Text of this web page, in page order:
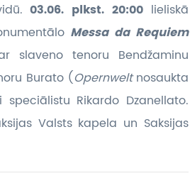
03.06. plkst. 20:00 lieliskā
Messa da Requiem
slaveno tenoru Bendžaminu
Burato (Opernweltnosaukta
Rikardo Dzanellato.
Valsts kapela un Saksijas